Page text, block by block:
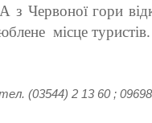
Червоної гори
місце туристів.
(03544) 2 13 60 ;